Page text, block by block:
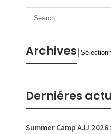
ArchivesArchives
Derniéres
Summer Camp AJJ